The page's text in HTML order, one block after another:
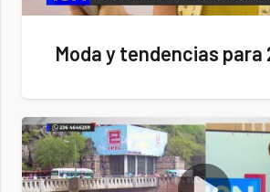
Moda y tendencias para